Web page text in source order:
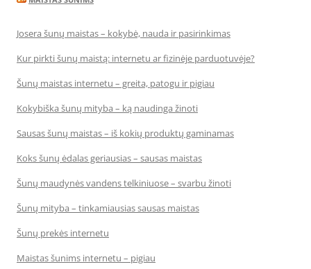
Josera šunų maistas – kokybė, nauda ir pasirinkimas
Kur pirkti šunų maistą: internetu ar fizinėje parduotuvėje?
Šunų maistas internetu – greita, patogu ir pigiau
Kokybiška šunų mityba – ką naudinga žinoti
Sausas šunų maistas – iš kokių produktų gaminamas
Koks šunų ėdalas geriausias – sausas maistas
Šunų maudynės vandens telkiniuose – svarbu žinoti
Šunų mityba – tinkamiausias sausas maistas
Šunų prekės internetu
Maistas šunims internetu – pigiau